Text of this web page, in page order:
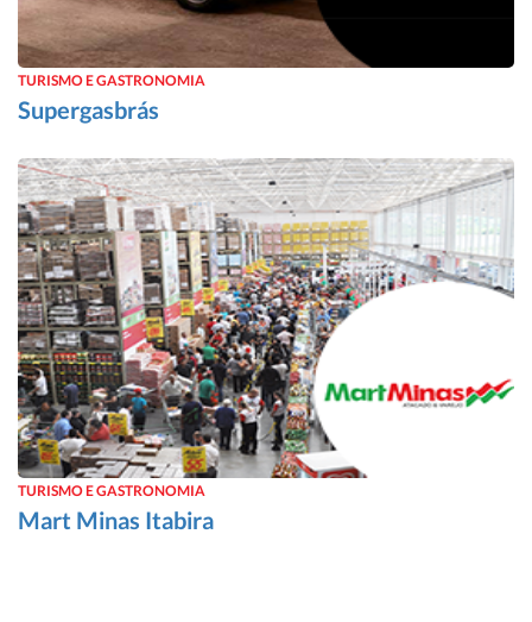
TURISMO E GASTRONOMIA
Supergasbrás
TURISMO E GASTRONOMIA
Mart Minas Itabira